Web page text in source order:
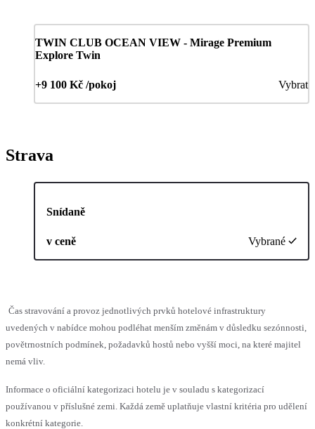
TWIN CLUB OCEAN VIEW - Mirage Premium
Explore Twin
+9 100 Kč /pokoj Vybrat
Strava
Snídaně
v ceně Vybrané
Čas stravování a provoz jednotlivých prvků hotelové infrastruktury
uvedených v nabídce mohou podléhat menším změnám v důsledku sezónnosti,
povětrnostních podmínek, požadavků hostů nebo vyšší moci, na které majitel
nemá vliv.
Informace o oficiální kategorizaci hotelu je v souladu s kategorizací
používanou v příslušné zemi. Každá země uplatňuje vlastní kritéria pro udělení
konkrétní kategorie.